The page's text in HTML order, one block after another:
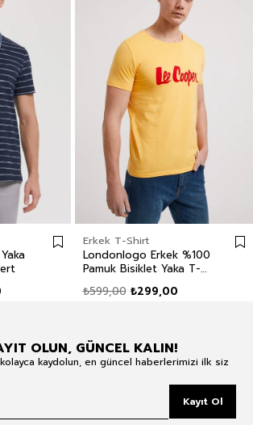
Erkek T-Shirt
Londonlogo Erkek %100
Pamuk Bisiklet Yaka T-
₺299,00
₺599,00
OLUN, GÜNCEL KALIN!
kaydolun, en güncel haberlerimizi ilk siz
Kayıt Ol